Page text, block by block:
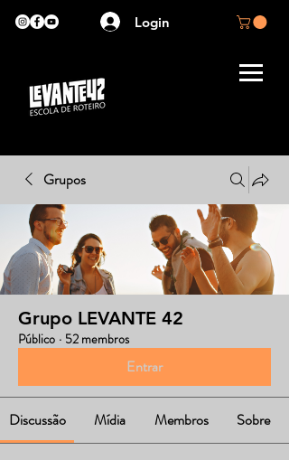
Login
Grupos
Grupo LEVANTE 42
Público · 52 membros
Entrar
Discussão Mídia Membros Sobre